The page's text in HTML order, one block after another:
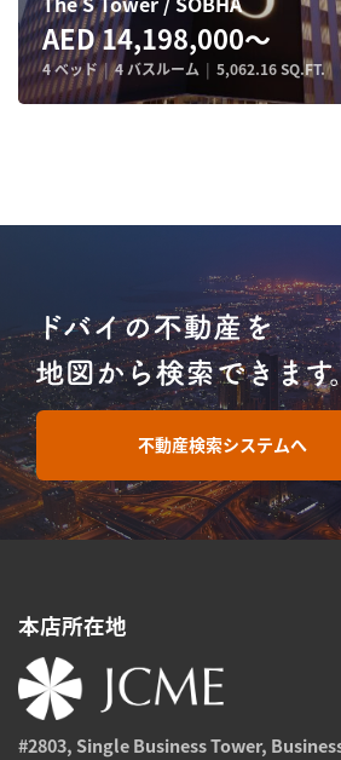
AED 14,198,000〜
4 ベッド | 4 バスルーム | 5,062.16 SQ.FT.
不動産検索システムへ
本店所在地
#2803, Single Business Tower,